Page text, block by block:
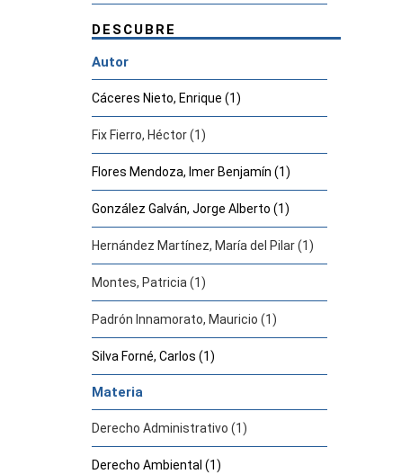
DESCUBRE
Autor
Cáceres Nieto, Enrique (1)
Fix Fierro, Héctor (1)
Flores Mendoza, Imer Benjamín (1)
González Galván, Jorge Alberto (1)
Hernández Martínez, María del Pilar (1)
Montes, Patricia (1)
Padrón Innamorato, Mauricio (1)
Silva Forné, Carlos (1)
Materia
Derecho Administrativo (1)
Derecho Ambiental (1)